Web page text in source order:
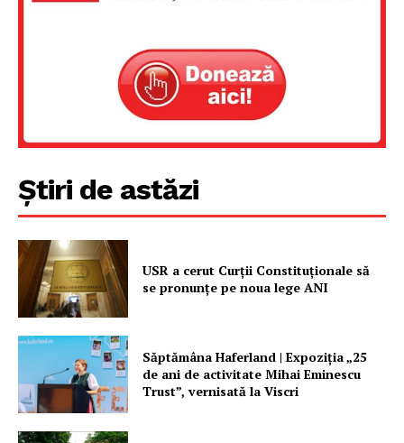
Despre noi / Echipa
Proiecte editoriale
Știri de astăzi
USR a cerut Curții Constituționale să
se pronunțe pe noua lege ANI
Săptămâna Haferland | Expoziţia „25
de ani de activitate Mihai Eminescu
Trust”, vernisată la Viscri